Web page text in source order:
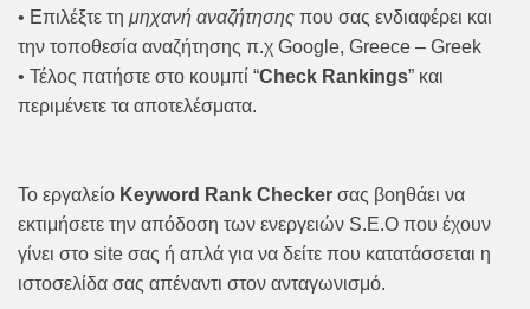
• Επιλέξτε τη μηχανή αναζήτησης που σας ενδιαφέρει και
την τοποθεσία αναζήτησης π.χ Google, Greece – Greek
• Τέλος πατήστε στο κουμπί “Check Rankings” και
περιμένετε τα αποτελέσματα.
Το εργαλείο Keyword Rank Checker σας βοηθάει να
εκτιμήσετε την απόδοση των ενεργειών S.E.O που έχουν
γίνει στο site σας ή απλά για να δείτε που κατατάσσεται η
ιστοσελίδα σας απέναντι στον ανταγωνισμό.